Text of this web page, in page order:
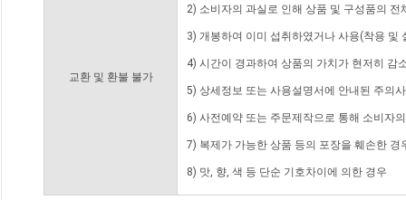
교환 및 환불 불가
2) 소비자의 과실로 인해 상품 및 구성품의
3) 개봉하여 이미 섭취하였거나 사용(착용 및
4) 시간이 경과하여 상품의 가치가 현저히 감
5) 상세정보 또는 사용설명서에 안내된 주의
6) 사전예약 또는 주문제작으로 통해 소비자
7) 복제가 가능한 상품 등의 포장을 훼손한 경
8) 맛, 향, 색 등 단순 기호차이에 의한 경우